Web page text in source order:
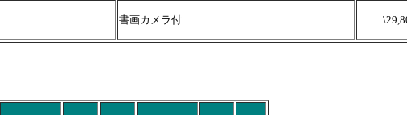
書画カメラ付